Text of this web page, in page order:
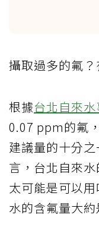
攝取過多的氟？
根據台北自來
0.07 ppm的氟
建議量的十分
言，台北自來
太可能是可以
水的含氟量大